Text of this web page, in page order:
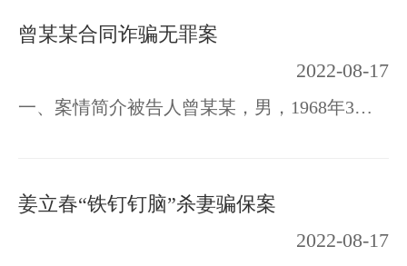
曾某某合同诈骗无罪案
2022-08-17
一、案情简介被告人曾某某，男，1968年3月11日出生，江西上犹县人。因涉嫌犯诈骗罪于20…
姜立春“铁钉钉脑”杀妻骗保案
2022-08-17